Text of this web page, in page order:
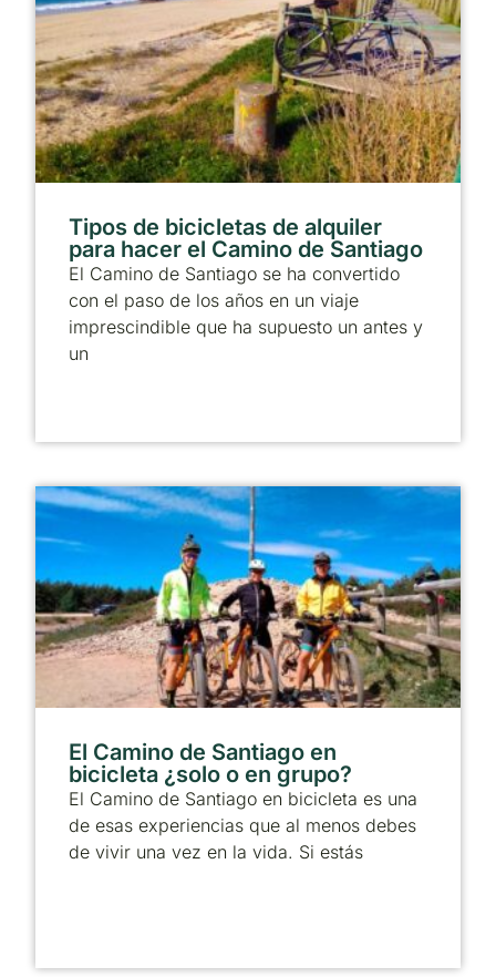
Tipos de bicicletas de alquiler
para hacer el Camino de Santiago
El Camino de Santiago se ha convertido
con el paso de los años en un viaje
imprescindible que ha supuesto un antes y
un
El Camino de Santiago en
bicicleta ¿solo o en grupo?
El Camino de Santiago en bicicleta es una
de esas experiencias que al menos debes
de vivir una vez en la vida. Si estás